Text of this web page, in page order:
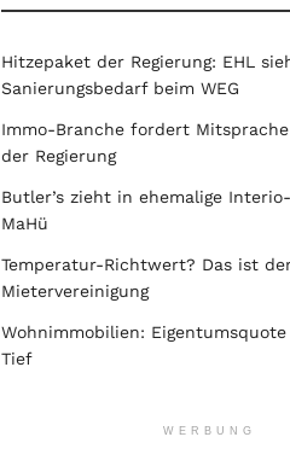
Hitzepaket der Regierung: EHL
Sanierungsbedarf beim WEG
Immo-Branche fordert
der Regierung
Butler’s zieht in ehemalige
MaHü
Temperatur-Richtwert? Das ist
Mietervereinigung
Wohnimmobilien:
Tief
WERBUNG